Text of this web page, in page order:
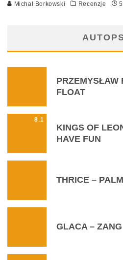
Michał Borkowski Recenzje
PRZEMYSŁAW
FLOAT
8.1
KINGS OF
HAVE FUN
THRICE –
GLACA – ZANG